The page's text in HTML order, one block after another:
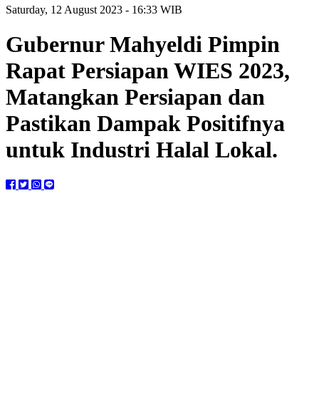
Saturday, 12 August 2023 - 16:33 WIB
Gubernur Mahyeldi Pimpin
Rapat Persiapan WIES 2023,
Matangkan Persiapan dan
Pastikan Dampak Positifnya
untuk Industri Halal Lokal.